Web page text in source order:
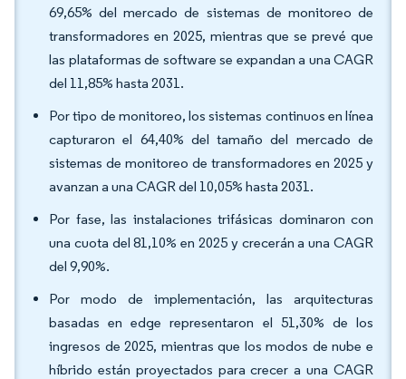
69,65% del mercado de sistemas de monitoreo de
transformadores en 2025, mientras que se prevé que
las plataformas de software se expandan a una CAGR
del 11,85% hasta 2031.
Por tipo de monitoreo, los sistemas continuos en línea
capturaron el 64,40% del tamaño del mercado de
sistemas de monitoreo de transformadores en 2025 y
avanzan a una CAGR del 10,05% hasta 2031.
Por fase, las instalaciones trifásicas dominaron con
una cuota del 81,10% en 2025 y crecerán a una CAGR
del 9,90%.
Por modo de implementación, las arquitecturas
basadas en edge representaron el 51,30% de los
ingresos de 2025, mientras que los modos de nube e
híbrido están proyectados para crecer a una CAGR